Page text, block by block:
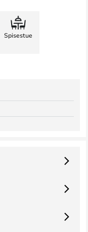
Spisestue